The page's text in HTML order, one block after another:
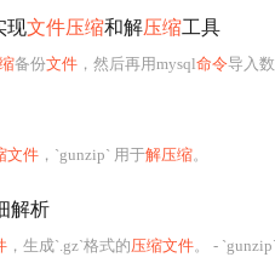
现文件压缩和解压缩工具
备份文件 ，然后再用mysql命令导入
文件 ，`gunzip` 用于解压缩。
解析
，生成`.gz`格式的压缩文件。 -